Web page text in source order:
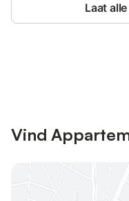
Laat
Vind